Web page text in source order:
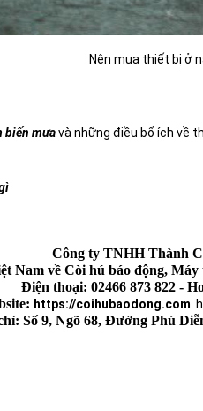
Nên mua thiết bị ở
biến mưavà những điều bổ ích về
Công ty TNHH Thành
Nam về Còi hú báo động,
Điện thoại: 02466 873 822 -
https://coihubaodong.com
Số 9, Ngõ 68, Đường Phú